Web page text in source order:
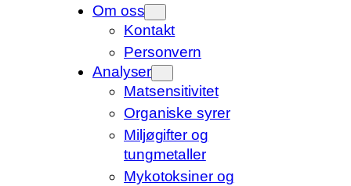
Om oss
Kontakt
Personvern
Analyser
Matsensitivitet
Organiske syrer
Miljøgifter og
tungmetaller
Mykotoksiner og